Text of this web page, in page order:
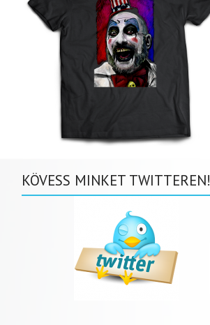
KÖVESS MINKET TWITTEREN!